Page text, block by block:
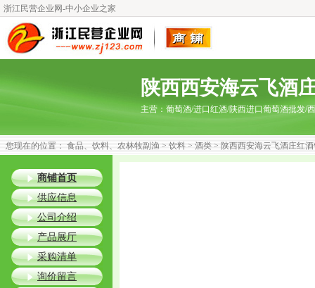
浙江民营企业网-中小企业之家
陕西西安海云飞酒
主营： 葡萄酒/进口红酒/陕西进口葡萄酒批发/
您现在的位置： 食品、饮料、农林牧副渔 > 饮料 > 酒类 > 陕西西安海云飞酒庄红
商铺首页
供应信息
公司介绍
产品展厅
采购清单
询价留言